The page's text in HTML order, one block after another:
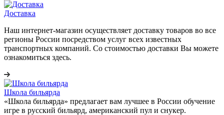
Доставка
Наш интернет-магазин осуществляет доставку товаров во все
регионы России посредством услуг всех известных
транспортных компаний. Со стоимостью доставки Вы можете
ознакомиться здесь.
Школа бильярда
«Школа бильярда» предлагает вам лучшее в России обучение
игре в русский бильярд, американский пул и снукер.